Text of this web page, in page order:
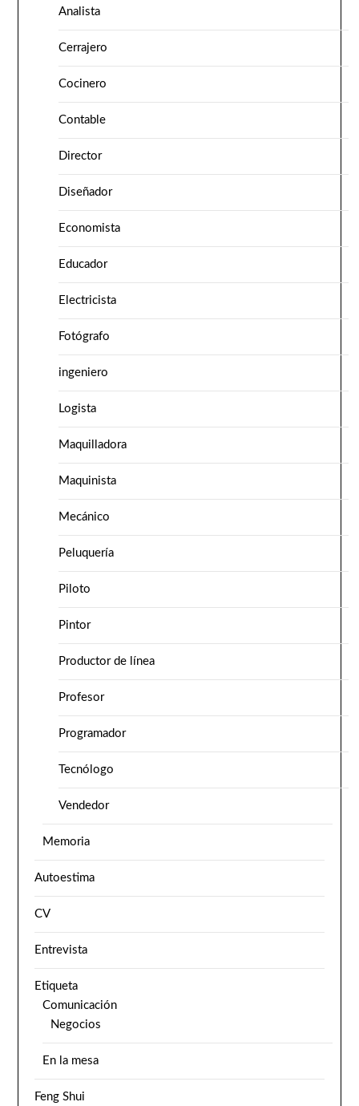
Analista
Cerrajero
Cocinero
Contable
Director
Diseñador
Economista
Educador
Electricista
Fotógrafo
ingeniero
Logista
Maquilladora
Maquinista
Mecánico
Peluquería
Piloto
Pintor
Productor de línea
Profesor
Programador
Tecnólogo
Vendedor
Memoria
Autoestima
CV
Entrevista
Etiqueta
Comunicación
Negocios
En la mesa
Feng Shui